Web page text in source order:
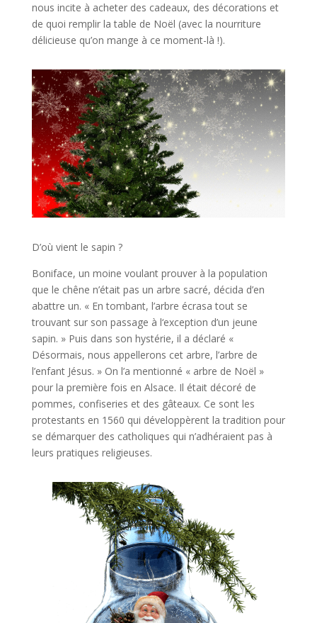
nous incite à acheter des cadeaux, des décorations et
de quoi remplir la table de Noël (avec la nourriture
délicieuse qu’on mange à ce moment-là !).
D’où vient le sapin ?
Boniface, un moine voulant prouver à la population
que le chêne n’était pas un arbre sacré, décida d’en
abattre un. « En tombant, l’arbre écrasa tout se
trouvant sur son passage à l‘exception d’un jeune
sapin. » Puis dans son hystérie, il a déclaré «
Désormais, nous appellerons cet arbre, l’arbre de
l’enfant Jésus. » On l’a mentionné « arbre de Noël »
pour la première fois en Alsace. Il était décoré de
pommes, confiseries et des gâteaux. Ce sont les
protestants en 1560 qui développèrent la tradition pour
se démarquer des catholiques qui n’adhéraient pas à
leurs pratiques religieuses.